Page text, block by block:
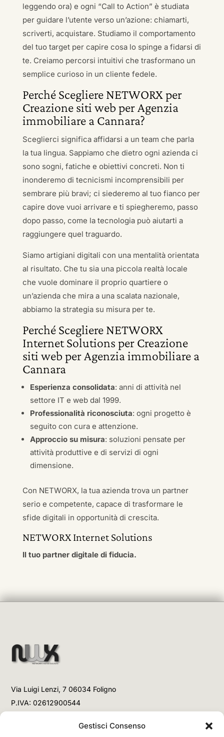
Gestisci Consenso
leggendo ora) e ogni “Call to Action” è studiata
per guidare l’utente verso un’azione: chiamarti,
scriverti, acquistare. Studiamo il comportamento
del tuo target per capire cosa lo spinge a fidarsi di
te. Creiamo percorsi intuitivi che trasformano un
semplice curioso in un cliente fedele.
Perché Scegliere NETWORX per
Creazione siti web per Agenzia
immobiliare a Cannara?
Sceglierci significa affidarsi a un team che parla
la tua lingua. Sappiamo che dietro ogni azienda ci
sono sogni, fatiche e obiettivi concreti. Non ti
inonderemo di tecnicismi incomprensibili per
sembrare più bravi; ci siederemo al tuo fianco per
capire dove vuoi arrivare e ti spiegheremo, passo
dopo passo, come la tecnologia può aiutarti a
raggiungere quel traguardo.
Siamo artigiani digitali con una mentalità orientata
al risultato. Che tu sia una piccola realtà locale
che vuole dominare il proprio quartiere o
un’azienda che mira a una scalata nazionale,
abbiamo la strategia su misura per te.
Perché Scegliere NETWORX
Internet Solutions per Creazione
siti web per Agenzia immobiliare a
Cannara
Esperienza consolidata: anni di attività nel
settore IT e web dal 1999.
Professionalità riconosciuta: ogni progetto è
seguito con cura e attenzione.
Approccio su misura: soluzioni pensate per
attività produttive e di servizi di ogni
dimensione.
Con NETWORX, la tua azienda trova un partner
serio e competente, capace di trasformare le
sfide digitali in opportunità di crescita.
NETWORX Internet Solutions
Il tuo partner digitale di fiducia.
Via Luigi Lenzi, 7 06034 Foligno
P.IVA: 02612900544